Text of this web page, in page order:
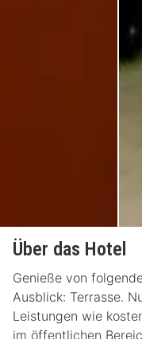
Über das Hotel
Genieße von
Ausblick: Terrasse.
Leistungen wie
im öffentlichen